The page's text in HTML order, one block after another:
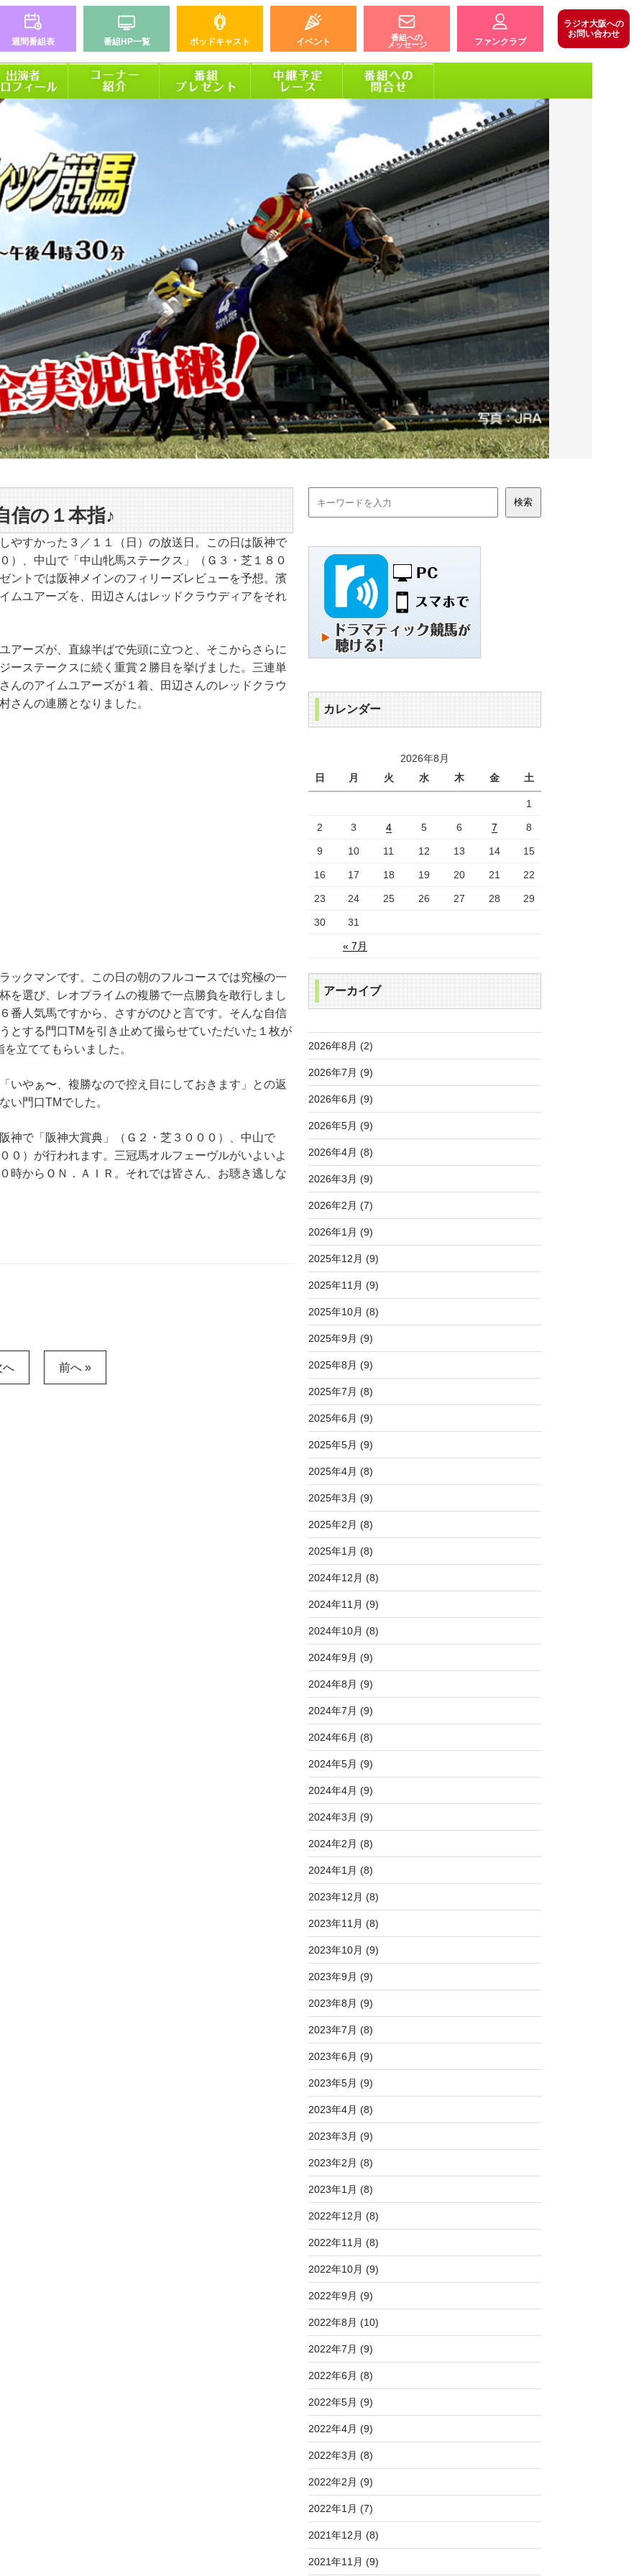
週間番組表 番組HP一覧 ポッドキャスト イベント
番組への
メッセージ
ファンクラブ
ラジオ大阪への
お問い合わせ
の１本指♪
やすかった３／１１（日）の放送日。この日は阪神で
）、中山で「中山牝馬ステークス」（Ｇ３・芝１８０
ントでは阪神メインのフィリーズレビューを予想。濱
ムユアーズを、田辺さんはレッドクラウディアをそれ
アーズが、直線半ばで先頭に立つと、そこからさらに
ーステークスに続く重賞２勝目を挙げました。三連単
んのアイムユアーズが１着、田辺さんのレッドクラウ
さんの連勝となりました。
ックマンです。この日の朝のフルコースでは究極の一
を選び、レオプライムの複勝で一点勝負を敢行しまし
番人気馬ですから、さすがのひと言です。そんな自信
とする門口TMを引き止めて撮らせていただいた１枚が
立ててもらいました。
いやぁ〜、複勝なので控え目にしておきます」との返
い門口TMでした。
神で「阪神大賞典」（Ｇ２・芝３０００）、中山で
０）が行われます。三冠馬オルフェーヴルがいよいよ
時からＯＮ．ＡＩＲ。それでは皆さん、お聴き逃しな
へ 前へ »
カレンダー
2026年8月
日
月 火 水 木 金 土
« 7月
1
2 3 4 5 6 7 8
9 10 11 12 13 14 15
16 17 18 19 20 21 22
23 24 25 26 27 28 29
30 31
アーカイブ
2026年8月 (2)
2026年7月 (9)
2026年6月 (9)
2026年5月 (9)
2026年4月 (8)
2026年3月 (9)
2026年2月 (7)
2026年1月 (9)
2025年12月 (9)
2025年11月 (9)
2025年10月 (8)
2025年9月 (9)
2025年8月 (9)
2025年7月 (8)
2025年6月 (9)
2025年5月 (9)
2025年4月 (8)
2025年3月 (9)
2025年2月 (8)
2025年1月 (8)
2024年12月 (8)
2024年11月 (9)
2024年10月 (8)
2024年9月 (9)
2024年8月 (9)
2024年7月 (9)
2024年6月 (8)
2024年5月 (9)
2024年4月 (9)
2024年3月 (9)
2024年2月 (8)
2024年1月 (8)
2023年12月 (8)
2023年11月 (8)
2023年10月 (9)
2023年9月 (9)
2023年8月 (9)
2023年7月 (8)
2023年6月 (9)
2023年5月 (9)
2023年4月 (8)
2023年3月 (9)
2023年2月 (8)
2023年1月 (8)
2022年12月 (8)
2022年11月 (8)
2022年10月 (9)
2022年9月 (9)
2022年8月 (10)
2022年7月 (9)
2022年6月 (8)
2022年5月 (9)
2022年4月 (9)
2022年3月 (8)
2022年2月 (9)
2022年1月 (7)
2021年12月 (8)
2021年11月 (9)